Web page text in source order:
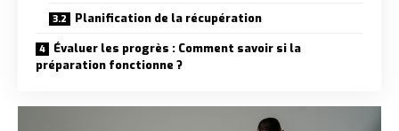
Planification de la récupération
Évaluer les progrès : Comment savoir si la
préparation fonctionne ?